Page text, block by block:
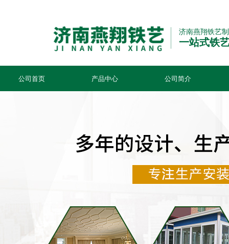
济南燕翔铁艺
一站式铁
公司首页 产品中心 公司简介